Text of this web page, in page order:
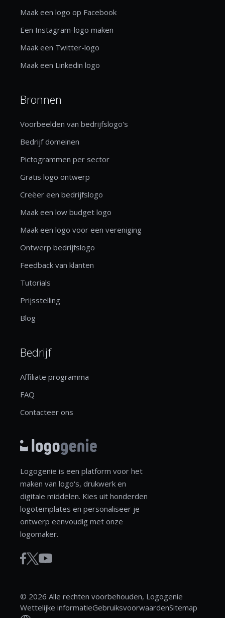
Maak een logo op Facebook
Een Instagram-logo maken
Maak een Twitter-logo
Maak een Linkedin logo
Bronnen
Voorbeelden van bedrijfslogo's
Bedrijf domeinen
Pictogrammen per sector
Gratis logo ontwerp
Creëer een bedrijfslogo
Maak een low budget logo
Maak een logo voor een vereniging
Ontwerp bedrijfslogo
Feedback van klanten
Tutorials
Prijsstelling
Blog
Bedrijf
Affiliate programma
FAQ
Contacteer ons
Logogenie is een platform voor het
maken van logo's, drukwerk en
digitale middelen. Kies uit honderden
logotemplates en personaliseer je
ontwerp eenvoudig met onze
logomaker.
© 2026 Alle rechten voorbehouden, Logogenie
Wettelijke informatieGebruiksvoorwaardenSitemap